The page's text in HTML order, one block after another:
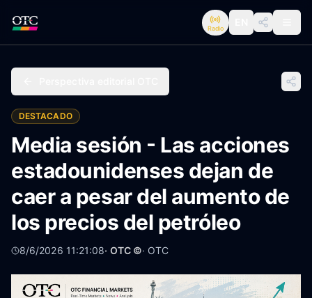
Radio
DESTACADO
Media sesión - Las acciones
estadounidenses dejan de
caer a pesar del aumento de
los precios del petróleo
8/6/2026 11:21:08· OTC ©· OTC